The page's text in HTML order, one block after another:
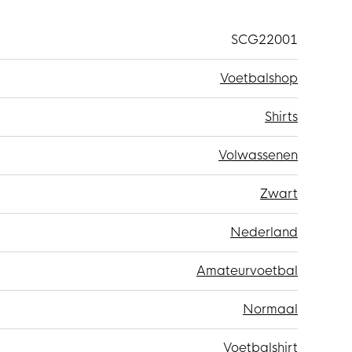
SCG22001
Voetbalshop
Shirts
Volwassenen
Zwart
Nederland
Amateurvoetbal
Normaal
Voetbalshirt